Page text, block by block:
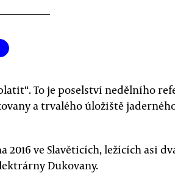
To je poselství nedělního
a trvalého úložiště
ve Slavěticích, ležících asi
Dukovany.